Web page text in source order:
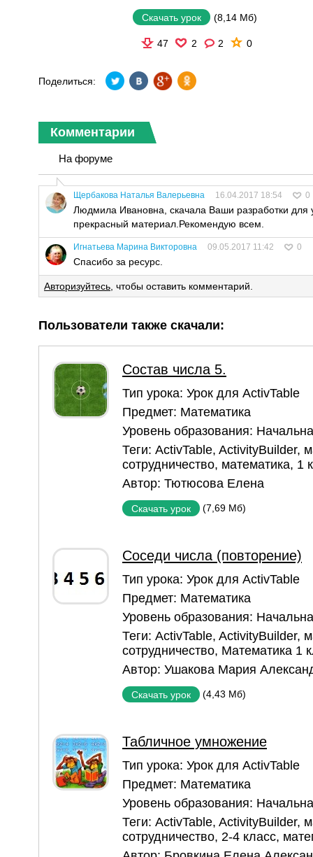
Скачать урок (8,14 Мб)
47 2 2 0
Поделиться:
Комментарии
На форуме
Щербакова Наталья Валерьевна 16.04.2017 18:54 0
Людмила Ивановна, скачала Ваши разработки для
прекрасный материал.Рекомендую всем.
Игнатьева Марина Викторовна 09.05.2017 11:42 0
Спасибо за ресурс.
Авторизуйтесь , чтобы оставить комментарий.
Пользователи также скачали:
Состав числа 5.
Тип урока: Урок для ActivTable
Предмет: Математика
Уровень образования:
Теги: ActivTable, ActivityBuilder,
сотрудничество, математика, 1
Автор: Тютюсова Елена
Скачать урок (7,69 Мб)
Соседи числа (повторение)
Тип урока: Урок для ActivTable
Предмет: Математика
Уровень образования:
Теги: ActivTable, ActivityBuilder,
сотрудничество, Математика 1
Автор: Ушакова Мария
Скачать урок (4,43 Мб)
Табличное умножение
Тип урока: Урок для ActivTable
Предмет: Математика
Уровень образования:
Теги: ActivTable, ActivityBuilder,
сотрудничество, 2-4 класс,